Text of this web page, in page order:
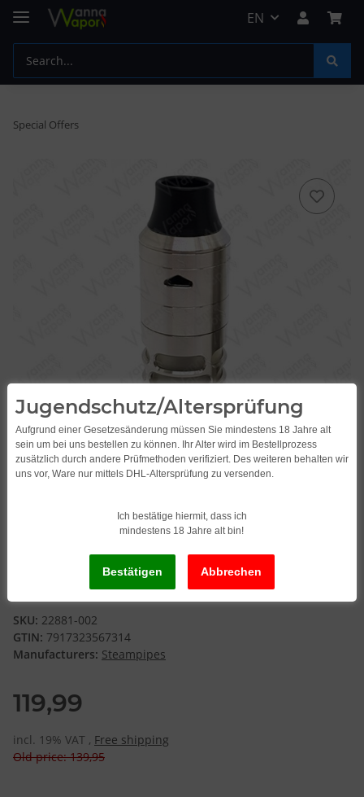
EN
Special Offers
Steampipes Corona V6 DL
SKU: 22881-002
GTIN: 7917323567314
Manufacturers: Steampipes
119,99
incl. 19% VAT , Free shipping
Old price: 139,95
Jugendschutz/Altersprüfung
Aufgrund einer Gesetzesänderung müssen Sie mindestens 18 Jahre alt
sein um bei uns bestellen zu können. Ihr Alter wird im Bestellprozess
zusätzlich durch andere Prüfmethoden verifiziert. Des weiteren behalten wir
uns vor, Ware nur mittels DHL-Altersprüfung zu versenden.
Ich bestätige hiermit, dass ich
mindestens 18 Jahre alt bin!